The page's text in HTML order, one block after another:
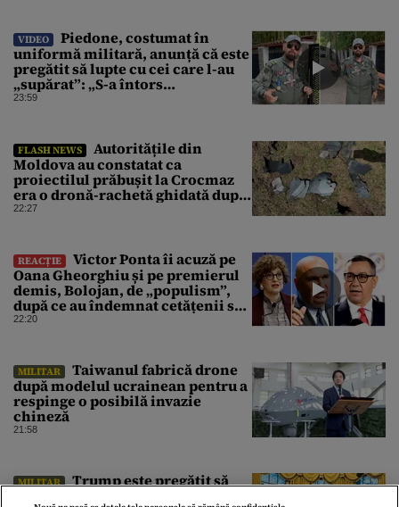
VIDEO
Piedone, costumat în
uniformă militară, anunță că este
pregătit să lupte cu cei care l-au
„supărat”: „S-a întors
boomerangul”
23:59
FLASH NEWS
Autoritățile din
Moldova au constatat ca
proiectilul prăbușit la Crocmaz
era o dronă-rachetă ghidată după
finalizarea primei investigații
22:27
REACȚIE
Victor Ponta îi acuză pe
Oana Gheorghiu și pe premierul
demis, Bolojan, de „populism”,
după ce au îndemnat cetățenii să
reducă consumul energetic
22:20
MILITAR
⁠Taiwanul fabrică drone
după modelul ucrainean pentru a
respinge o posibilă invazie
chineză
21:58
MILITAR
Trump este pregătit să